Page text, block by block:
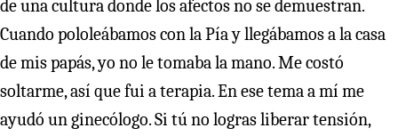
de una cultura donde los afectos no se demuestran.
Cuando pololeábamos con la Pía y llegábamos a la casa
de mis papás, yo no le tomaba la mano. Me costó
soltarme, así que fui a terapia. En ese tema a mí me
ayudó un ginecólogo. Si tú no logras liberar tensión,